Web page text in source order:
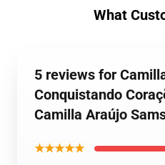
What
5 reviews for
Conquistando
Camilla Araújo
★★★★★